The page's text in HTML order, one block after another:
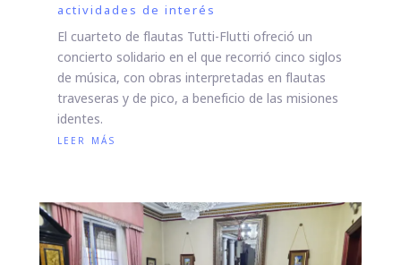
actividades de interés
El cuarteto de flautas Tutti-Flutti ofreció un
concierto solidario en el que recorrió cinco siglos
de música, con obras interpretadas en flautas
traveseras y de pico, a beneficio de las misiones
identes.
leer más